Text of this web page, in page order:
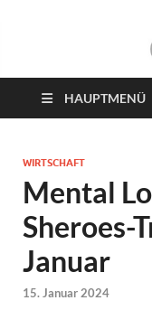
das
HAUPTMENÜ
WIRTSCHAFT
Mental
Sheroes-
Januar
15. Januar 2024